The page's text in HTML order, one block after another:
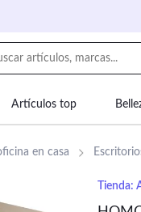
Artículos top
Equipaje
en casa
Tienda: